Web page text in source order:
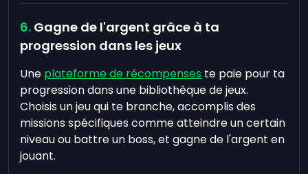
Gagne de l'argent grâce à ta
progression dans les jeux
Une plateforme de récompenses te paie pour ta
progression dans une bibliothèque de jeux.
Choisis un jeu qui te branche, accomplis des
missions spécifiques comme atteindre un certain
niveau ou battre un boss, et gagne de l'argent en
jouant.